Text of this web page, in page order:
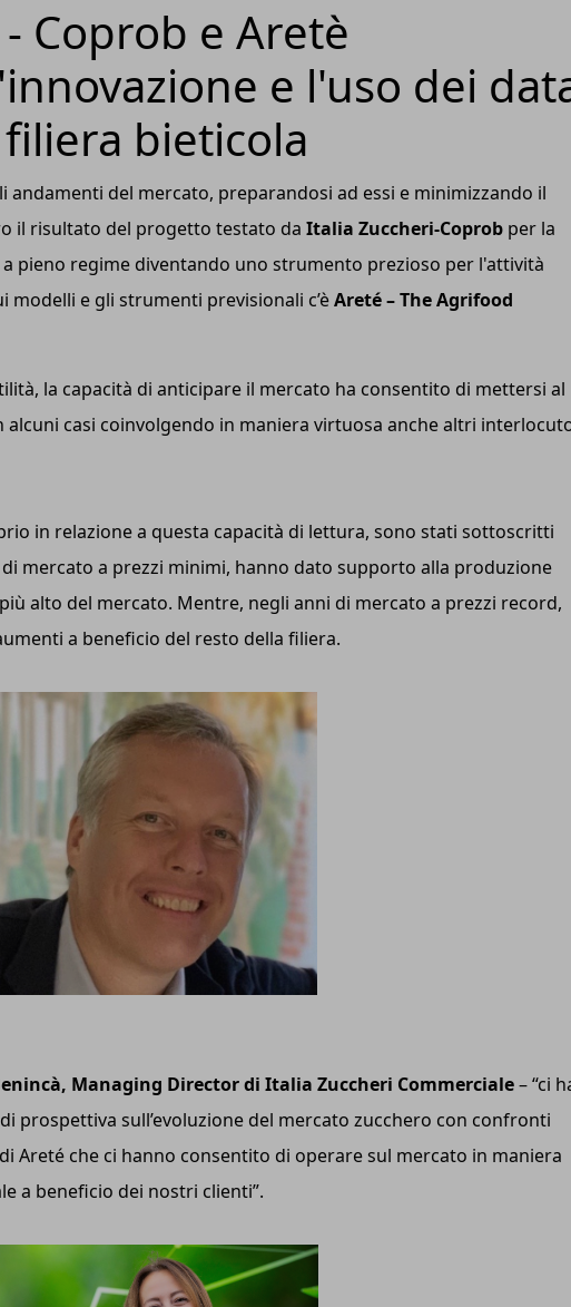
Coprob e Aretè
e l'uso dei
bieticola
andamenti del mercato, preparandosi ad essi e minimizzando il
il risultato del progetto testato da Italia Zuccheri-Coprob per la
pieno regime diventando uno strumento prezioso per l'attività
modelli e gli strumenti previsionali c’èAreté – The Agrifood
la capacità di anticipare il mercato ha consentito di mettersi al
alcuni casi coinvolgendo in maniera virtuosa anche altri
in relazione a questa capacità di lettura, sono stati sottoscritti
mercato a prezzi minimi, hanno dato supporto alla produzione
alto del mercato. Mentre, negli anni di mercato a prezzi record,
a beneficio del resto della filiera.
Managing Director di Italia Zuccheri Commerciale– “ci
prospettiva sull’evoluzione del mercato zucchero con confronti
Areté che ci hanno consentito di operare sul mercato in maniera
a beneficio dei nostri clienti”.